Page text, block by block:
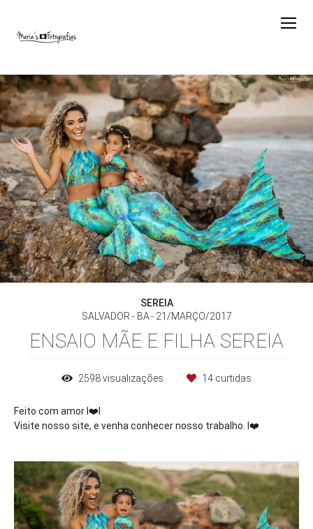
SEREIA
SALVADOR - BA
21/MARÇO/2017
ENSAIO MÃE E FILHA SEREIA
2598visualizações 14 curtidas
Feito com amor I ❤️
Visite nosso site, e venha conhecer nosso trabalho. I ❤️